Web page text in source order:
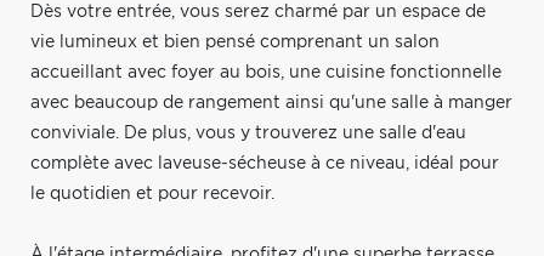
Dès votre entrée, vous serez charmé par un espace de
vie lumineux et bien pensé comprenant un salon
accueillant avec foyer au bois, une cuisine fonctionnelle
avec beaucoup de rangement ainsi qu'une salle à manger
conviviale. De plus, vous y trouverez une salle d'eau
complète avec laveuse-sécheuse à ce niveau, idéal pour
le quotidien et pour recevoir.